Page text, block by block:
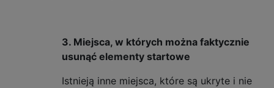
3. Miejsca, w których można faktycznie
usunąć elementy startowe
Istnieją inne miejsca, które są ukryte i nie